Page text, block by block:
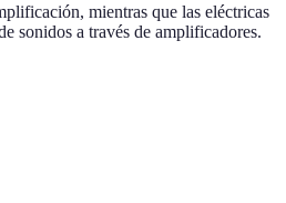
mientras que las eléctricas
sonidos a través de amplificadores.